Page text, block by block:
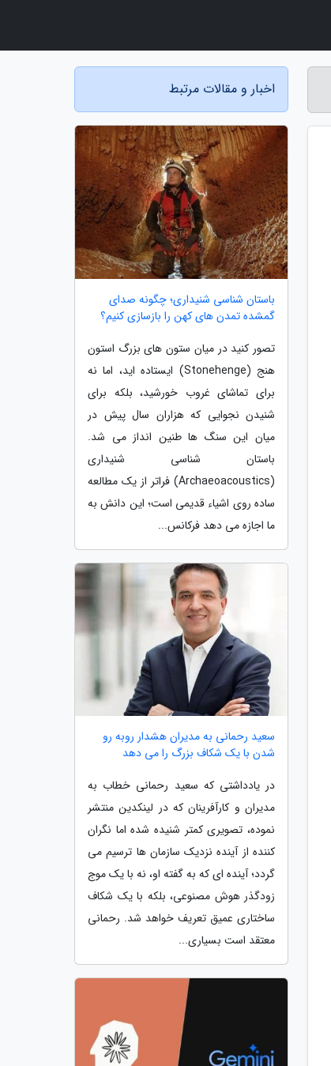
اخبار و مقالات مرتبط
باستان شناسی شنیداری؛ چگونه صدای
گمشده تمدن های کهن را بازسازی کنیم؟
تصور کنید در میان ستون های بزرگ استون
هنج (Stonehenge) ایستاده اید، اما نه
برای تماشای غروب خورشید، بلکه برای
شنیدن نجوایی که هزاران سال پیش در
میان این سنگ ها طنین انداز می شد.
باستان شناسی شنیداری
(Archaeoacoustics) فراتر از یک مطالعه
ساده روی اشیاء قدیمی است؛ این دانش به
ما اجازه می دهد فرکانس...
سعید رحمانی به مدیران هشدار روبه رو
شدن با یک شکاف بزرگ را می دهد
در یادداشتی که سعید رحمانی خطاب به
مدیران و کارآفرینان که در لینکدین منتشر
نموده، تصویری کمتر شنیده شده اما نگران
کننده از آینده نزدیک سازمان ها ترسیم می
گردد؛ آینده ای که به گفته او، نه با یک موج
زودگذر هوش مصنوعی، بلکه با یک شکاف
ساختاری عمیق تعریف خواهد شد. رحمانی
معتقد است بسیاری...